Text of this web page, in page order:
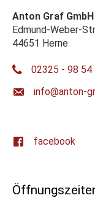
Anton Graf GmbH
Edmund-Weber-
44651 Herne
02325 - 98 54
ed.farg-
facebook